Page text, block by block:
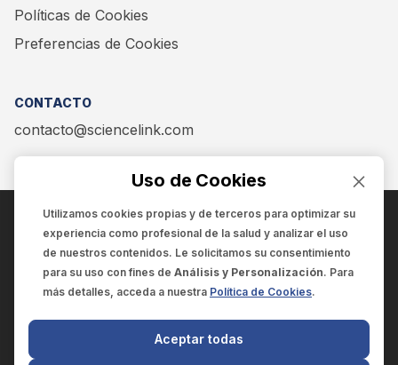
Políticas de Cookies
Preferencias de Cookies
CONTACTO
contacto@sciencelink.com
ENCUÉNTRANOS EN:
SCIENCELINK
Uso de Cookies
Utilizamos cookies propias y de terceros para optimizar su
experiencia como profesional de la salud y analizar el uso
de nuestros contenidos. Le solicitamos su consentimiento
para su uso con fines de Análisis y Personalización. Para
más detalles, acceda a nuestra Política de Cookies.
Aceptar todas